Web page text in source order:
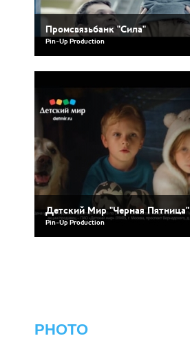
Промсвязьбанк "Сила"
Pin-Up Production
Детский Мир "Черная Пятница"
Pin-Up Production
PHOTO